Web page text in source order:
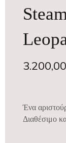
3.200,00
Ένα
Διαθέσιμο